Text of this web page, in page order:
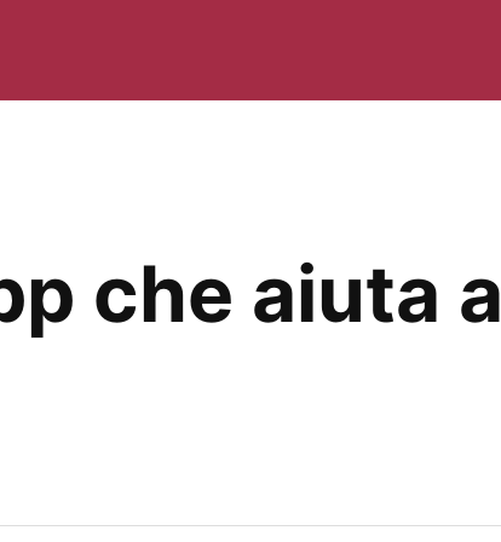
che aiuta a